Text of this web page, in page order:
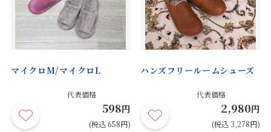
マイクロM/マイクロL
代表価格
598円
(税込 658円)
ハンズフリールームシューズ
代表価格
2,980円
(税込 3,278円)